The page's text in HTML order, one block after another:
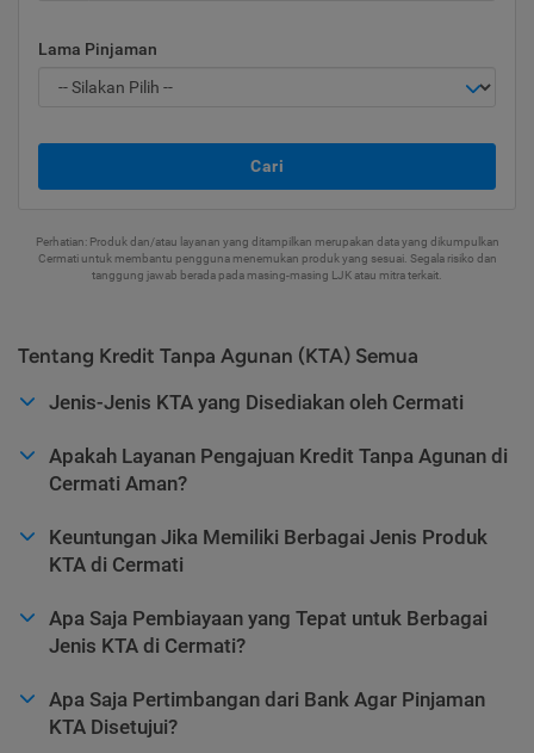
Lama Pinjaman
Cari
Perhatian: Produk dan/atau layanan yang ditampilkan merupakan data yang dikumpulkan
Cermati untuk membantu pengguna menemukan produk yang sesuai. Segala risiko dan
tanggung jawab berada pada masing-masing LJK atau mitra terkait.
Tentang Kredit Tanpa Agunan (KTA) Semua
Jenis-Jenis KTA yang Disediakan oleh Cermati
Apakah Layanan Pengajuan Kredit Tanpa Agunan di
Cermati Aman?
Keuntungan Jika Memiliki Berbagai Jenis Produk
KTA di Cermati
Apa Saja Pembiayaan yang Tepat untuk Berbagai
Jenis KTA di Cermati?
Apa Saja Pertimbangan dari Bank Agar Pinjaman
KTA Disetujui?